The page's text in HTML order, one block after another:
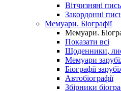
Вітчизняні
Закордонні
Мемуари. Біографії
Мемуари.
Показати всі
Щоденники,
Мемуари
Біографії
Автобіографії
Збірники